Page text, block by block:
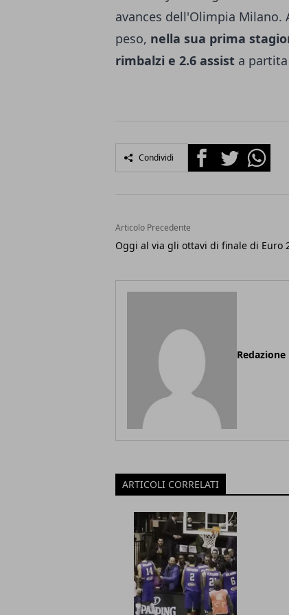
avances dell'Olimpia
peso, nella sua prima
rimbalzi e 2.6 assist a
Condividi FacebookTwitterWhatsapp
Articolo Precedente
Oggi al via gli ottavi di finale di Euro
Redazione
ARTICOLI CORRELATI